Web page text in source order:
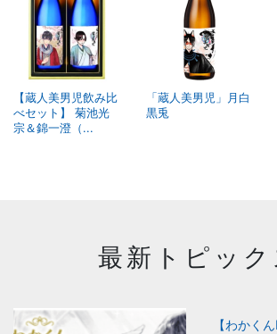
【蔵人美男児飲み比
べセット】 菊池光
宗＆錦一澄（...
「蔵人美男児」月白
黒兎
最新トピック
【わかく